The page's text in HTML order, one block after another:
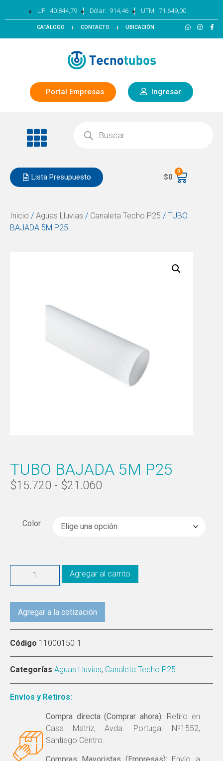
UF: 40.844,79 | Dólar: 914,46 | UTM: 71.649,00
CATÁLOGO CONTACTO UBICACIÓN
Portal Empresas Ingresar
Lista Presupuesto $0
0
Inicio / Aguas Lluvias / Canaleta Techo P25 / TUBO
BAJADA 5M P25
TUBO BAJADA 5M P25
$15.720 - $21.060
Color
Agregar al carrito
Agregar a la cotización
Código 11000150-1
Categorías Aguas Lluvias, Canaleta Techo P25
Envíos y Retiros:
Compra directa (Comprar ahora): Retiro en
Casa Matriz, Avda. Portugal Nº1552,
Santiago Centro.